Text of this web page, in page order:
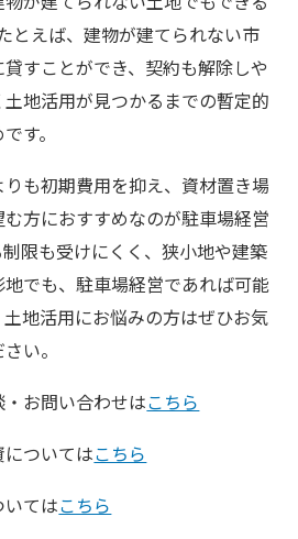
とえば、建物が建てられない市
すことができ、契約も解除しや
地活用が見つかるまでの暫定的
す。
も初期費用を抑え、資材置き場
方におすすめなのが駐車場経営
限も受けにくく、狭小地や建築
でも、駐車場経営であれば可能
地活用にお悩みの方はぜひお気
い。
お問い合わせはこちら
ついてはこちら
てはこちら